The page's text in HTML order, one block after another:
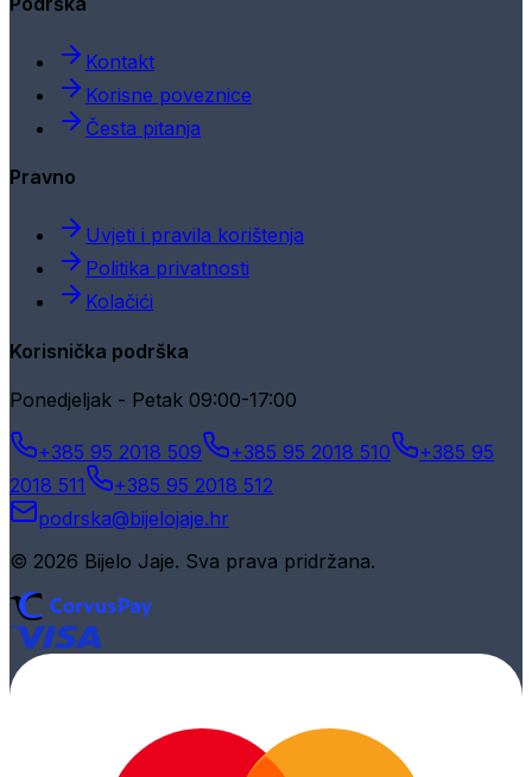
Kontakt
Korisne poveznice
Česta pitanja
Pravno
Uvjeti i pravila korištenja
Politika privatnosti
Kolačići
Korisnička podrška
Ponedjeljak - Petak 09:00-17:00
+385 95 2018 509 +385 95 2018 510
+385 95
2018 511
+385 95 2018 512
podrska@bijelojaje.hr
© 2026 Bijelo Jaje. Sva prava pridržana.